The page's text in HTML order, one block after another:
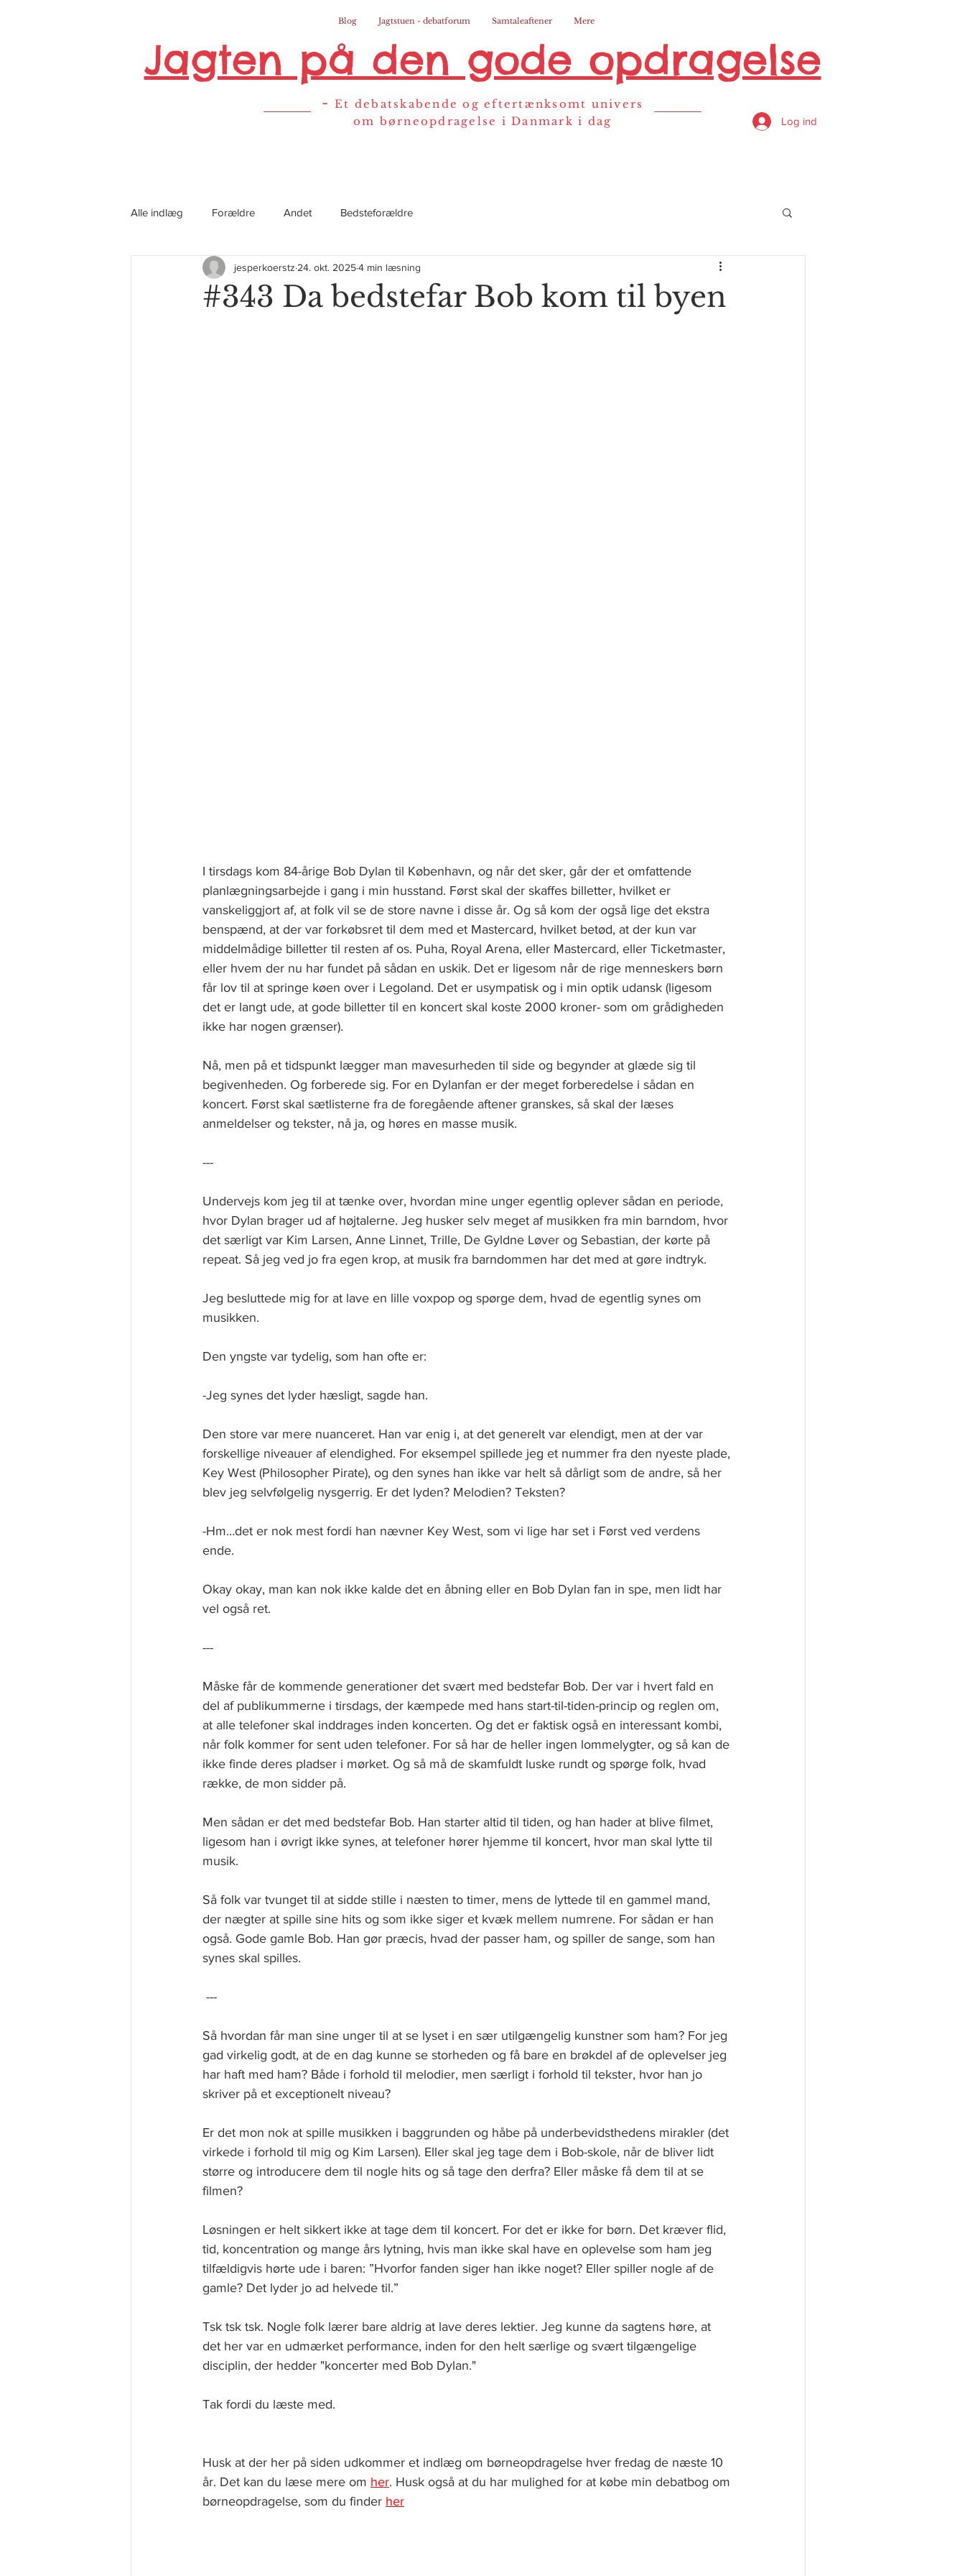
Jagten på den gode opdragelse
Blog Jagtstuen - debatforum Samtaleaftener Mere
- Et debatskabende og eftertænksomt univers
om børneopdragelse i Danmark i dag
Log ind
Alle indlæg Forældre Andet Bedsteforældre
#343 Da bedstefar Bob kom til byen
jesperkoerstz 24. okt. 20254 min læsning
I tirsdags kom 84-årige Bob Dylan til København, og når det sker, går der et omfattende
planlægningsarbejde i gang i min husstand. Først skal der skaffes billetter, hvilket er
vanskeliggjort af, at folk vil se de store navne i disse år. Og så kom der også lige det ekstra
benspænd, at der var forkøbsret til dem med et Mastercard, hvilket betød, at der kun var
middelmådige billetter til resten af os. Puha, Royal Arena, eller Mastercard, eller Ticketmaster,
eller hvem der nu har fundet på sådan en uskik. Det er ligesom når de rige menneskers børn
får lov til at springe køen over i Legoland. Det er usympatisk og i min optik udansk (ligesom
det er langt ude, at gode billetter til en koncert skal koste 2000 kroner- som om grådigheden
ikke har nogen grænser).
Nå, men på et tidspunkt lægger man mavesurheden til side og begynder at glæde sig til
begivenheden. Og forberede sig. For en Dylanfan er der meget forberedelse i sådan en
koncert. Først skal sætlisterne fra de foregående aftener granskes, så skal der læses
anmeldelser og tekster, nå ja, og høres en masse musik.
---
Undervejs kom jeg til at tænke over, hvordan mine unger egentlig oplever sådan en periode,
hvor Dylan brager ud af højtalerne. Jeg husker selv meget af musikken fra min barndom, hvor
det særligt var Kim Larsen, Anne Linnet, Trille, De Gyldne Løver og Sebastian, der kørte på
repeat. Så jeg ved jo fra egen krop, at musik fra barndommen har det med at gøre indtryk.
Jeg besluttede mig for at lave en lille voxpop og spørge dem, hvad de egentlig synes om
musikken.
Den yngste var tydelig, som han ofte er:
-Jeg synes det lyder hæsligt, sagde han.
Den store var mere nuanceret. Han var enig i, at det generelt var elendigt, men at der var
forskellige niveauer af elendighed. For eksempel spillede jeg et nummer fra den nyeste plade,
Key West (Philosopher Pirate), og den synes han ikke var helt så dårligt som de andre, så her
blev jeg selvfølgelig nysgerrig. Er det lyden? Melodien? Teksten?
-Hm…det er nok mest fordi han nævner Key West, som vi lige har set i Først ved verdens
ende.
Okay okay, man kan nok ikke kalde det en åbning eller en Bob Dylan fan in spe, men lidt har
vel også ret.
---
Måske får de kommende generationer det svært med bedstefar Bob. Der var i hvert fald en
del af publikummerne i tirsdags, der kæmpede med hans start-til-tiden-princip og reglen om,
at alle telefoner skal inddrages inden koncerten. Og det er faktisk også en interessant kombi,
når folk kommer for sent uden telefoner. For så har de heller ingen lommelygter, og så kan de
ikke finde deres pladser i mørket. Og så må de skamfuldt luske rundt og spørge folk, hvad
række, de mon sidder på.
Men sådan er det med bedstefar Bob. Han starter altid til tiden, og han hader at blive filmet,
ligesom han i øvrigt ikke synes, at telefoner hører hjemme til koncert, hvor man skal lytte til
musik.
Så folk var tvunget til at sidde stille i næsten to timer, mens de lyttede til en gammel mand,
der nægter at spille sine hits og som ikke siger et kvæk mellem numrene. For sådan er han
også. Gode gamle Bob. Han gør præcis, hvad der passer ham, og spiller de sange, som han
synes skal spilles.
---
Så hvordan får man sine unger til at se lyset i en sær utilgængelig kunstner som ham? For jeg
gad virkelig godt, at de en dag kunne se storheden og få bare en brøkdel af de oplevelser jeg
har haft med ham? Både i forhold til melodier, men særligt i forhold til tekster, hvor han jo
skriver på et exceptionelt niveau?
Er det mon nok at spille musikken i baggrunden og håbe på underbevidsthedens mirakler (det
virkede i forhold til mig og Kim Larsen). Eller skal jeg tage dem i Bob-skole, når de bliver lidt
større og introducere dem til nogle hits og så tage den derfra? Eller måske få dem til at se
filmen?
Løsningen er helt sikkert ikke at tage dem til koncert. For det er ikke for børn. Det kræver flid,
tid, koncentration og mange års lytning, hvis man ikke skal have en oplevelse som ham jeg
tilfældigvis hørte ude i baren: ”Hvorfor fanden siger han ikke noget? Eller spiller nogle af de
gamle? Det lyder jo ad helvede til.”
Tsk tsk tsk. Nogle folk lærer bare aldrig at lave deres lektier. Jeg kunne da sagtens høre, at
det her var en udmærket performance, inden for den helt særlige og svært tilgængelige
disciplin, der hedder "koncerter med Bob Dylan."
Tak fordi du læste med.
Husk at der her på siden udkommer et indlæg om børneopdragelse hver fredag de næste 10
år. Det kan du læse mere om her. Husk også at du har mulighed for at købe min debatbog om
børneopdragelse, som du finder her